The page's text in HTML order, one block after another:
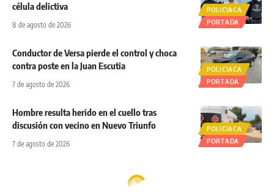
POLICIACA
PORTADA
célula delictiva
8 de agosto de 2026
POLICIACA
PORTADA
Conductor de Versa pierde el control y choca
contra poste en la Juan Escutia
7 de agosto de 2026
POLICIACA
PORTADA
Hombre resulta herido en el cuello tras
discusión con vecino en Nuevo Triunfo
7 de agosto de 2026